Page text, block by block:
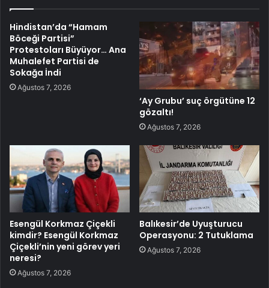
Hindistan’da “Hamam
Böceği Partisi”
Protestoları Büyüyor… Ana
Muhalefet Partisi de
Sokağa İndi
Ağustos 7, 2026
‘Ay Grubu’ suç örgütüne 12
gözaltı!
Ağustos 7, 2026
Esengül Korkmaz Çiçekli
kimdir? Esengül Korkmaz
Çiçekli’nin yeni görev yeri
neresi?
Ağustos 7, 2026
Balıkesir’de Uyuşturucu
Operasyonu: 2 Tutuklama
Ağustos 7, 2026